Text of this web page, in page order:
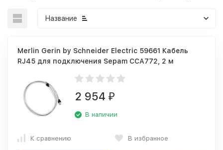
Название
Merlin Gerin by Schneider Electric 59661 Кабель
RJ45 для подключения Sepam CCA772, 2 м
2 954 ₽
В наличии
К сравнению В избранное